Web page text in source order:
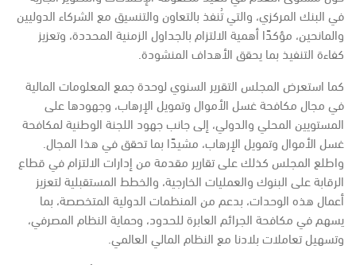
في البنك المركزي، والتي تُنفذ بالتعاون والتنسيق مع الشركاء الدوليين
والمانحين، مؤكدًا أهمية الالتزام بالجداول الزمنية المحددة، وتعزيز
كفاءة التنفيذ بما يحقق الأهداف المنشودة.
كما استعرض المجلس التقرير السنوي لوحدة جمع المعلومات المالية
في مجال مكافحة غسل الأموال وتمويل الإرهاب، وجهودها على
المستويين المحلي والدولي، إلى جانب جهود اللجنة الوطنية لمكافحة
غسل الأموال وتمويل الإرهاب، مشيدًا بما تحقق في هذا المجال.
واطلع المجلس كذلك على تقارير مقدمة من إدارات الالتزام في قطاع
الرقابة على البنوك والعمليات الخارجية، والخطط المستقبلية لتعزيز
أعمال هذه الوحدات، بدعم من المنظمات الدولية المتخصصة، بما
يسهم في مكافحة الجرائم العابرة للحدود، وحماية النظام المصرفي،
وتسهيل تعاملات بلادنا مع النظام المالي العالمي.